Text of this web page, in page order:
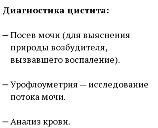
Диагностика цистита:
Посев мочи (для выяснения
природы возбудителя,
вызвавшего воспаление).
Урофлоуметрия — исследование
потока мочи.
Анализ крови.